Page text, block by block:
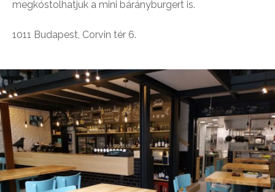
megkóstolhatjuk a mini bárányburgert is.
1011 Budapest, Corvin tér 6.